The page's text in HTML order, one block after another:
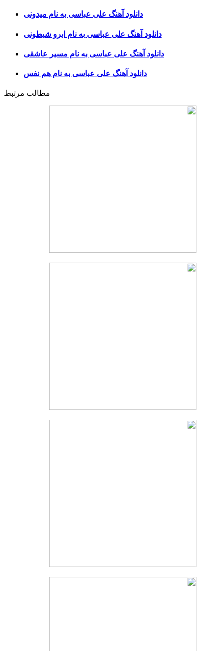
دانلود آهنگ علی عباسی به نام میدونی
دانلود آهنگ علی عباسی به نام ابرو شیطونی
دانلود آهنگ علی عباسی به نام مسیر عاشقی
دانلود آهنگ علی عباسی به نام هم نفس
مطالب مرتبط